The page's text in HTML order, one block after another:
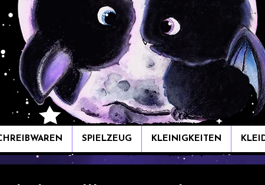
SPIELZEUG KLEINIGKEITEN